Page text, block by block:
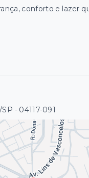
conforto e lazer
SP - 04117-091